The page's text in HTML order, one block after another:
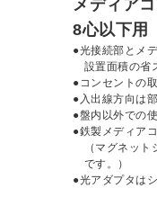
メディア
8心以下用
●光接続部とメ
設置面積の省
●コンセントの
●入出線方向は
●盤内以外での
●鉄製メディア
（マグネット
です。）
●光アダプタは